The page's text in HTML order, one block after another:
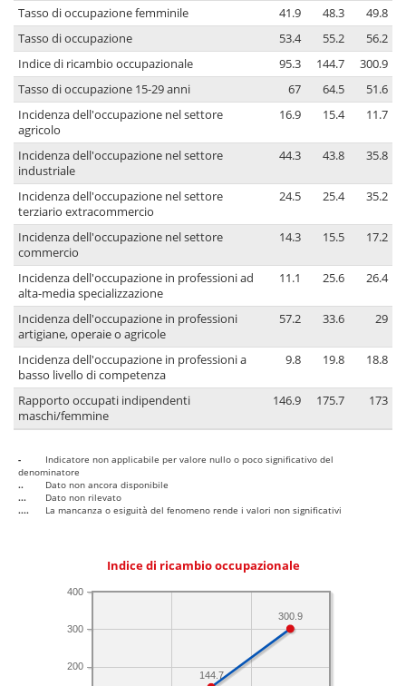
Tasso di occupazione femminile
41.9 48.3
49.8
Tasso di occupazione
53.4 55.2
56.2
Indice di ricambio occupazionale
95.3 144.7
300.9
Tasso di occupazione 15-29 anni
67 64.5
51.6
Incidenza dell'occupazione nel settore
agricolo
16.9 15.4 11.7
Incidenza dell'occupazione nel settore
industriale
44.3 43.8 35.8
Incidenza dell'occupazione nel settore
terziario extracommercio
24.5 25.4 35.2
Incidenza dell'occupazione nel settore
commercio
14.3 15.5 17.2
Incidenza dell'occupazione in professioni ad
alta-media specializzazione
11.1 25.6 26.4
Incidenza dell'occupazione in professioni
artigiane, operaie o agricole
57.2 33.6 29
Incidenza dell'occupazione in professioni a
basso livello di competenza
9.8 19.8 18.8
Rapporto occupati indipendenti
maschi/femmine
146.9 175.7 173
-
Indicatore non applicabile per valore nullo o poco significativo del
denominatore
..
Dato non ancora disponibile
...
Dato non rilevato
....
La mancanza o esiguità del fenomeno rende i valori non significativi
Indice di ricambio occupazionale
200
300
400
300.9
144.7